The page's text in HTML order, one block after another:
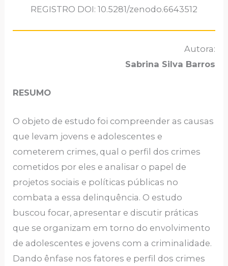
REGISTRO DOI: 10.5281/zenodo.6643512
Autora:
Sabrina Silva Barros
RESUMO
O objeto de estudo foi compreender as causas
que levam jovens e adolescentes e
cometerem crimes, qual o perfil dos crimes
cometidos por eles e analisar o papel de
projetos sociais e políticas públicas no
combata a essa delinquência. O estudo
buscou focar, apresentar e discutir práticas
que se organizam em torno do envolvimento
de adolescentes e jovens com a criminalidade.
Dando ênfase nos fatores e perfil dos crimes